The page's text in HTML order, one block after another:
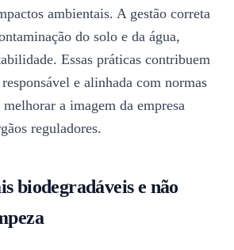
ambientais. A gestão correta
do solo e da água,
Essas práticas contribuem
e alinhada com normas
a imagem da empresa
reguladores.
biodegradáveis e não